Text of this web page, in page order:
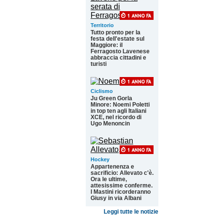
Territorio
Tutto pronto per la
festa dell'estate sul
Maggiore: il
Ferragosto Lavenese
abbraccia cittadini e
turisti
Ciclismo
Ju Green Gorla
Minore: Noemi Poletti
in top ten agli Italiani
XCE, nel ricordo di
Ugo Menoncin
Hockey
Appartenenza e
sacrificio: Allevato c'è.
Ora le ultime,
attesissime conferme.
I Mastini ricorderanno
Giusy in via Albani
Leggi tutte le notizie